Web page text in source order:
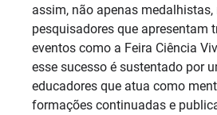
assim, não apenas
pesquisadores que apresentam
eventos como a Feira Ciência
esse sucesso é sustentado por
educadores que atua como
formações continuadas e